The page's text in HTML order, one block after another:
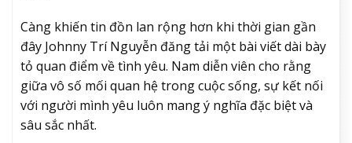
Càng khiến tin đồn lan rộng hơn khi thời gian gần
đây Johnny Trí Nguyễn đăng tải một bài viết dài bày
tỏ quan điểm về tình yêu. Nam diễn viên cho rằng
giữa vô số mối quan hệ trong cuộc sống, sự kết nối
với người mình yêu luôn mang ý nghĩa đặc biệt và
sâu sắc nhất.